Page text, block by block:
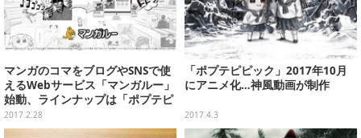
マンガのコマをブログやSNSで使
えるWebサービス「マンガルー」
始動、ラインナップは「ポプテピ
ピック」「カイジ」など
2017.2.28
「ポプテピピック」2017年10月
にアニメ化…神風動画が制作
2017.4.3